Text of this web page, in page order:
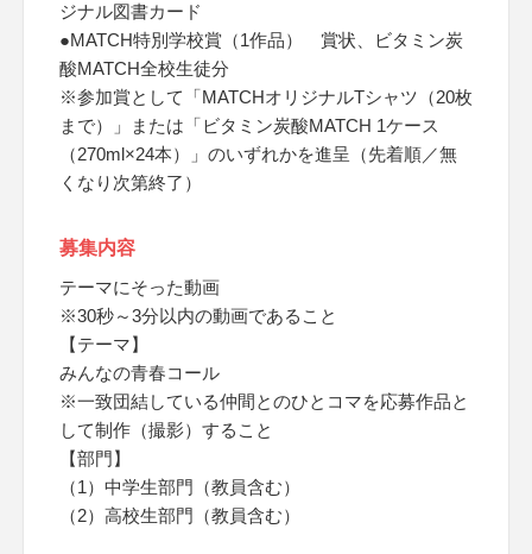
ジナル図書カード
●MATCH特別学校賞（1作品） 賞状、ビタミン炭
酸MATCH全校生徒分
※参加賞として「MATCHオリジナルTシャツ（20枚
まで）」または「ビタミン炭酸MATCH 1ケース
（270ml×24本）」のいずれかを進呈（先着順／無
くなり次第終了）
募集内容
テーマにそった動画
※30秒～3分以内の動画であること
【テーマ】
みんなの青春コール
※一致団結している仲間とのひとコマを応募作品と
して制作（撮影）すること
【部門】
（1）中学生部門（教員含む）
（2）高校生部門（教員含む）